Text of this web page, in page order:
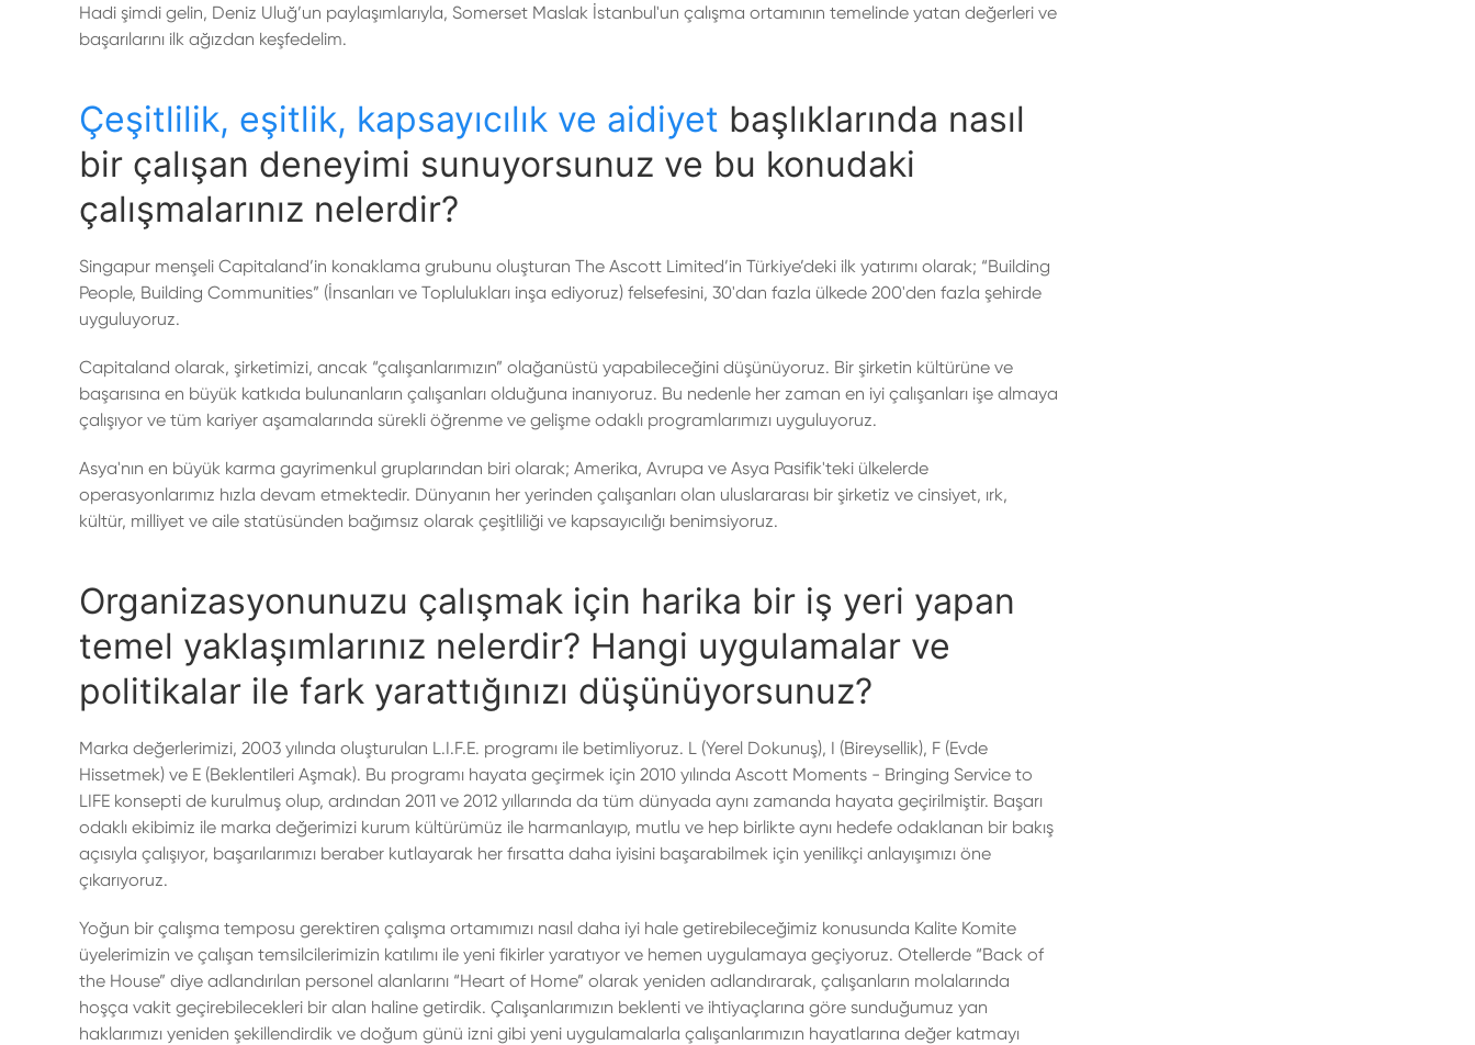
Hadi şimdi gelin, Deniz Uluğ’un paylaşımlarıyla, Somerset Maslak İstanbul'un çalışma ortamının temelinde yatan değerleri ve
başarılarını ilk ağızdan keşfedelim.
Çeşitlilik, eşitlik, kapsayıcılık ve aidiyet başlıklarında nasıl
bir çalışan deneyimi sunuyorsunuz ve bu konudaki
çalışmalarınız nelerdir?
Singapur menşeli Capitaland’in konaklama grubunu oluşturan The Ascott Limited’in Türkiye’deki ilk yatırımı olarak; “Building
People, Building Communities” (İnsanları ve Toplulukları inşa ediyoruz) felsefesini, 30'dan fazla ülkede 200'den fazla şehirde
uyguluyoruz.
Capitaland olarak, şirketimizi, ancak “çalışanlarımızın” olağanüstü yapabileceğini düşünüyoruz. Bir şirketin kültürüne ve
başarısına en büyük katkıda bulunanların çalışanları olduğuna inanıyoruz. Bu nedenle her zaman en iyi çalışanları işe almaya
çalışıyor ve tüm kariyer aşamalarında sürekli öğrenme ve gelişme odaklı programlarımızı uyguluyoruz.
Asya'nın en büyük karma gayrimenkul gruplarından biri olarak; Amerika, Avrupa ve Asya Pasifik'teki ülkelerde
operasyonlarımız hızla devam etmektedir. Dünyanın her yerinden çalışanları olan uluslararası bir şirketiz ve cinsiyet, ırk,
kültür, milliyet ve aile statüsünden bağımsız olarak çeşitliliği ve kapsayıcılığı benimsiyoruz.
Organizasyonunuzu çalışmak için harika bir iş yeri yapan
temel yaklaşımlarınız nelerdir? Hangi uygulamalar ve
politikalar ile fark yarattığınızı düşünüyorsunuz?
Marka değerlerimizi, 2003 yılında oluşturulan L.I.F.E. programı ile betimliyoruz. L (Yerel Dokunuş), I (Bireysellik), F (Evde
Hissetmek) ve E (Beklentileri Aşmak). Bu programı hayata geçirmek için 2010 yılında Ascott Moments - Bringing Service to
LIFE konsepti de kurulmuş olup, ardından 2011 ve 2012 yıllarında da tüm dünyada aynı zamanda hayata geçirilmiştir. Başarı
odaklı ekibimiz ile marka değerimizi kurum kültürümüz ile harmanlayıp, mutlu ve hep birlikte aynı hedefe odaklanan bir bakış
açısıyla çalışıyor, başarılarımızı beraber kutlayarak her fırsatta daha iyisini başarabilmek için yenilikçi anlayışımızı öne
çıkarıyoruz.
Yoğun bir çalışma temposu gerektiren çalışma ortamımızı nasıl daha iyi hale getirebileceğimiz konusunda Kalite Komite
üyelerimizin ve çalışan temsilcilerimizin katılımı ile yeni fikirler yaratıyor ve hemen uygulamaya geçiyoruz. Otellerde “Back of
the House” diye adlandırılan personel alanlarını “Heart of Home” olarak yeniden adlandırarak, çalışanların molalarında
hoşça vakit geçirebilecekleri bir alan haline getirdik. Çalışanlarımızın beklenti ve ihtiyaçlarına göre sunduğumuz yan
haklarımızı yeniden şekillendirdik ve doğum günü izni gibi yeni uygulamalarla çalışanlarımızın hayatlarına değer katmayı